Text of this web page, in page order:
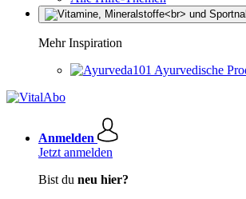
Mehr Inspiration
Ayurvedische
Anmelden
Jetzt anmelden
Bist du neu hier?